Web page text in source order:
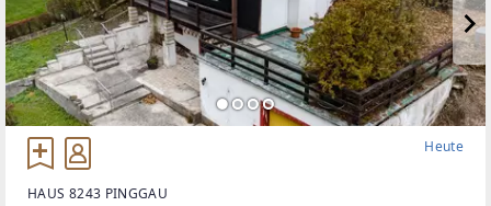
Heute
HAUS 8243 PINGGAU